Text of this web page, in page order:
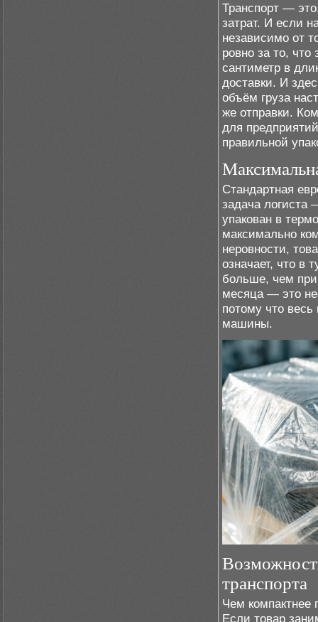
Транспорт —
затрат. И если
независимо от
ровно за то,
сантиметр в
доставки. И
объём груза
же отправки.
для
правильной
Стандартная
задача логиста
упакован в
максимально
неровности,
означает, что в
больше, чем
месяца — это
потому что
машины.
транспорта
Чем компактнее
Если товар